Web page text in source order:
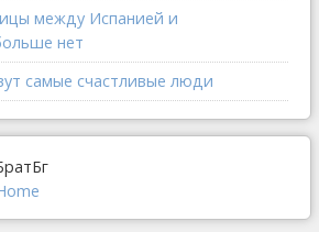
между Испанией и
нет
самые счастливые люди